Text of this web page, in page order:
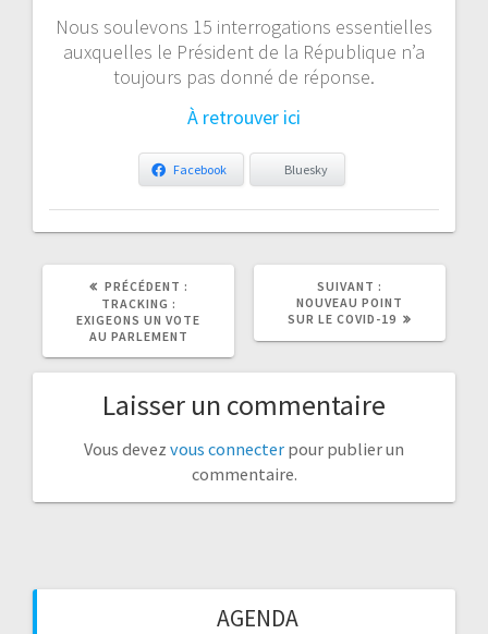
Nous soulevons 15 interrogations essentielles
auxquelles le Président de la République n’a
toujours pas donné de réponse.
À retrouver ici
Facebook Bluesky
PRÉCÉDENT :
ARTICLE
PRÉCÉDENT
TRACKING :
EXIGEONS UN VOTE
AU PARLEMENT
SUIVANT :
ARTICLE
NOUVEAU POINT
SUR LE COVID-19
Laisser un commentaire
Vous devez vous connecter pour publier un
commentaire.
AGENDA